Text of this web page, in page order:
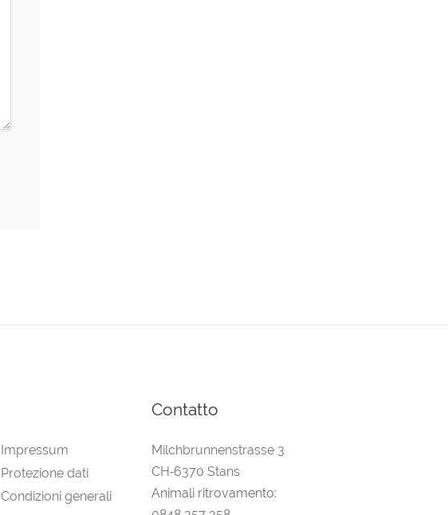
Impressum
Protezione dati
Condizioni generali
Contatto
Milchbrunnenstrasse 3
CH‑6370 Stans
Animali ritrovamento: